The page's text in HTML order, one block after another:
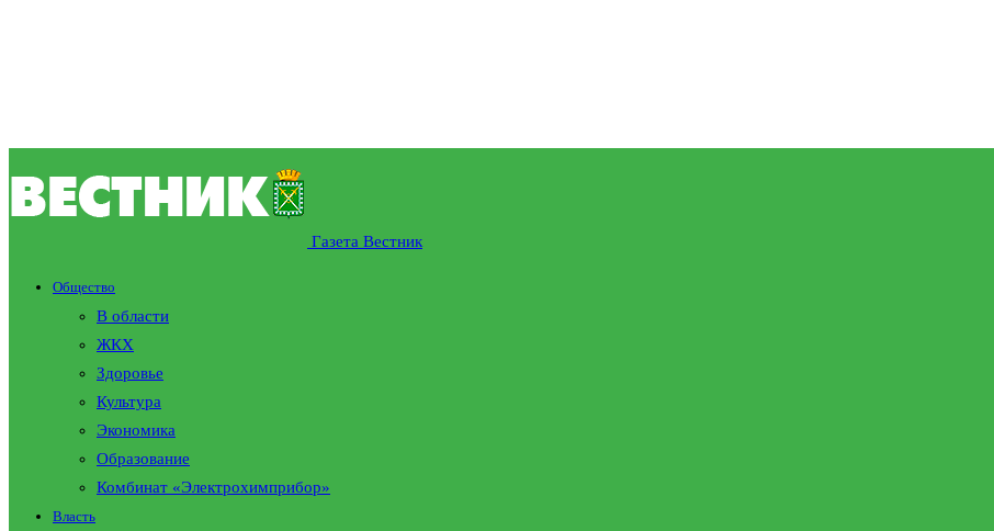
Газета Вестник
Общество
В области
ЖКХ
Здоровье
Культура
Экономика
Образование
Комбинат «Электрохимприбор»
Власть